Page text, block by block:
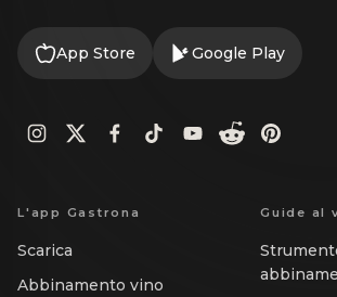
App Store Google Play
L'app Gastrona
Scarica
Abbinamento vino
Guide al